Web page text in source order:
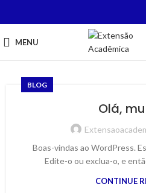
MENU
BLOG
Olá,
Boas-vindas ao WordPress.
Edite-o ou exclua-o, e
CONTINUE